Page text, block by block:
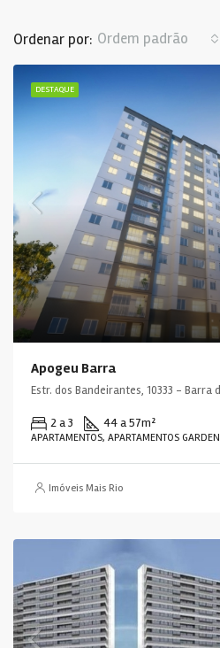
Ordenar por: Ordem padrão
DESTAQUE
Apogeu Barra
2 a 3 44 a 57m²
APARTAMENTOS, APARTAMENTOS GARDEN
Imóveis Mais Rio